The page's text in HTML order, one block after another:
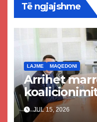
Të ngjajshme
LAJME MAQEDONI
Arrihet
Kurtit dhe
JUL 15, 2026